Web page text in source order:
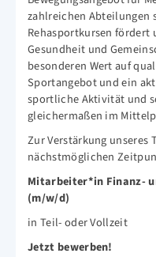
zahlreichen Abteilungen
Rehasportkursen fördert
Gesundheit und
besonderen Wert auf
Sportangebot und ein
sportliche Aktivität und
gleichermaßen im
Zur Verstärkung unseres
nächstmöglichen
Mitarbeiter*in Finanz-
(m/w/d)
in Teil- oder Vollzeit
Jetzt bewerben!